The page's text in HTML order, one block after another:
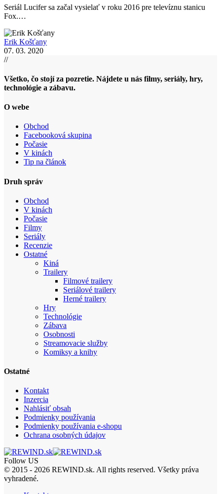
Seriál Lucifer sa začal vysielať v roku 2016 pre televíznu stanicu
Fox.…
Erik Košťany
07. 03. 2020
//
Všetko, čo stojí za pozretie. Nájdete u nás filmy, seriály, hry,
technológie a zábavu.
O webe
Obchod
Facebooková skupina
Počasie
V kinách
Tip na článok
Druh správ
Obchod
V kinách
Počasie
Filmy
Seriály
Recenzie
Ostatné
Kiná
Trailery
Filmové trailery
Seriálové trailery
Herné trailery
Hry
Technológie
Zábava
Osobnosti
Streamovacie služby
Komiksy a knihy
Ostatné
Kontakt
Inzercia
Nahlásiť obsah
Podmienky používania
Podmienky používania e-shopu
Ochrana osobných údajov
Follow US
© 2015 - 2026 REWIND.sk. All rights reserved. Všetky práva
vyhradené.